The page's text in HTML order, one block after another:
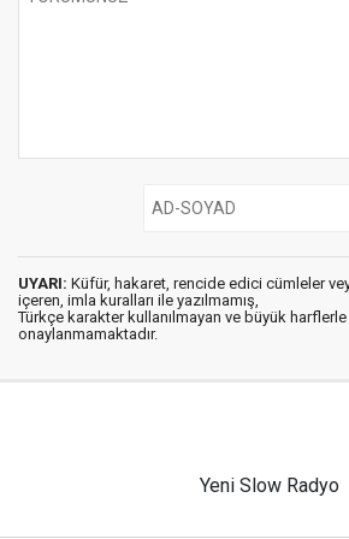
UYARI: Küfür, hakaret, rencide edici cümleler
içeren, imla kuralları ile yazılmamış,
Türkçe karakter kullanılmayan ve büyük harflerle
onaylanmamaktadır.
Yeni Slow Radyo